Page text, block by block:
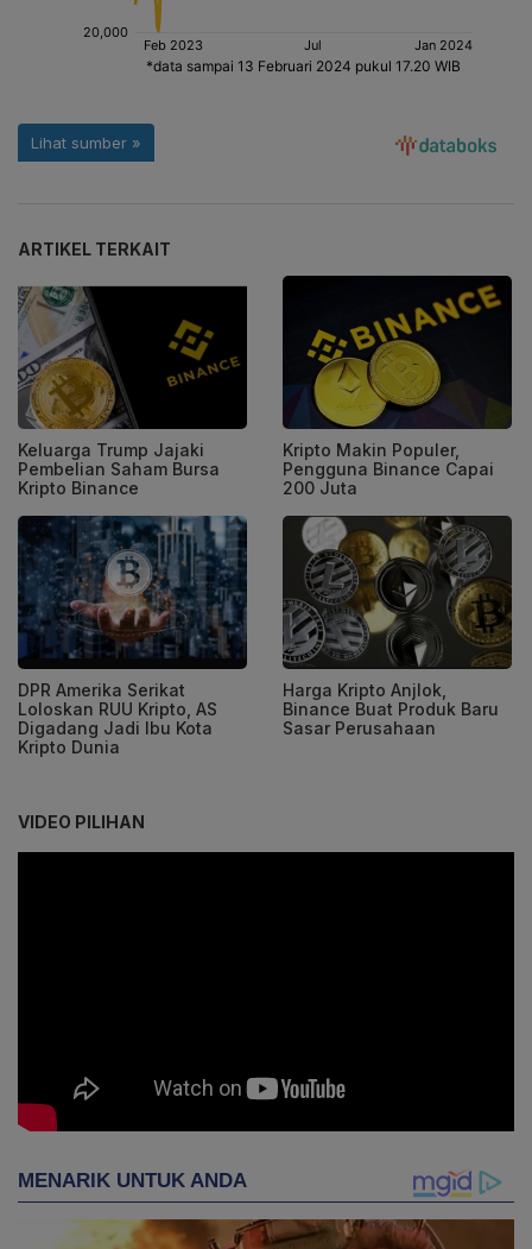
ARTIKEL TERKAIT
Keluarga Trump Jajaki
Pembelian Saham Bursa
Kripto Binance
Kripto Makin Populer,
Pengguna Binance Capai
200 Juta
DPR Amerika Serikat
Loloskan RUU Kripto, AS
Digadang Jadi Ibu Kota
Kripto Dunia
Harga Kripto Anjlok,
Binance Buat Produk Baru
Sasar Perusahaan
VIDEO PILIHAN